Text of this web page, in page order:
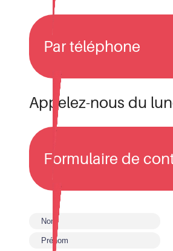
Par téléphone
Appelez-nous du
Formulaire de